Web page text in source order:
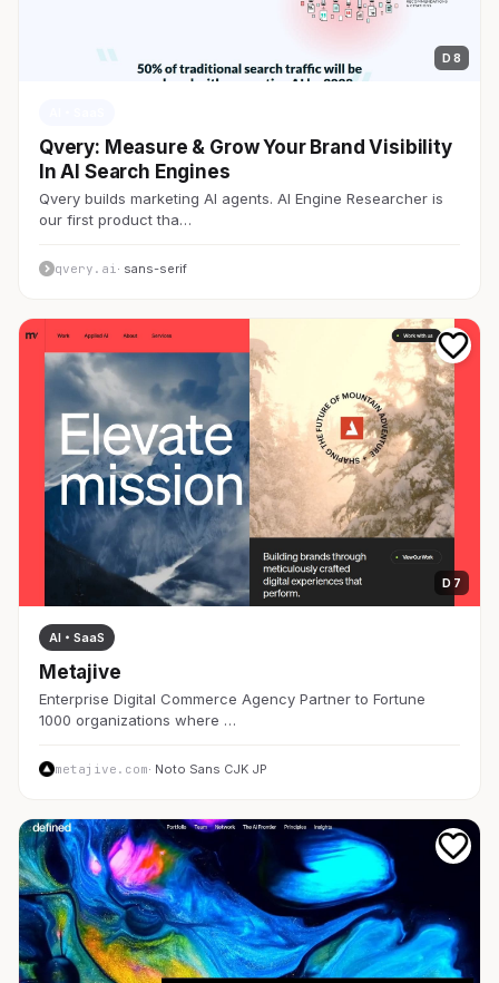
D 8
Qvery: Measure & Grow Your Brand Visibility
In AI Search Engines
Qvery builds marketing AI agents. AI Engine Researcher is
our first product tha…
qvery.ai · sans-serif
D 7
AI・SaaS
Metajive
Enterprise Digital Commerce Agency Partner to Fortune
1000 organizations where …
metajive.com· Noto Sans CJK JP